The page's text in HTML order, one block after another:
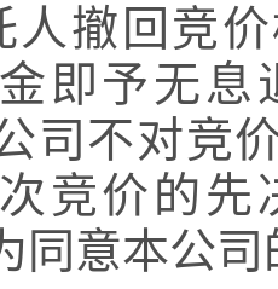
人撤回竞
即予无
司不对竞
竞价的先
同意本公